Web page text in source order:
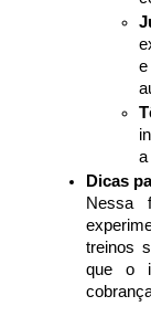
a
Dicas
Nessa
treinos
que o